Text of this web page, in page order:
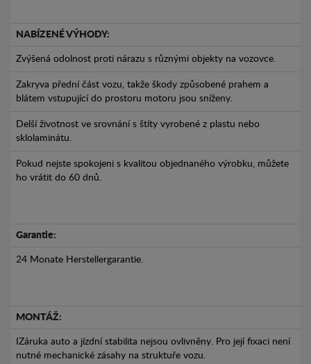
NABÍZENÉ VÝHODY:
Zvýšená odolnost proti nárazu s různými objekty na vozovce.
Zakryva přední část vozu, takže škody způsobené prahem a
blátem vstupující do prostoru motoru jsou sníženy.
Delší životnost ve srovnání s štíty vyrobené z plastu nebo
sklolaminátu.
Pokud nejste spokojeni s kvalitou objednaného výrobku, můžete
ho vrátit do 60 dnů.
Garantie:
24 Monate Herstellergarantie.
MONTÁŽ:
IZáruka auto a jízdní stabilita nejsou ovlivněny. Pro její fixaci není
nutné mechanické zásahy na struktuře vozu.